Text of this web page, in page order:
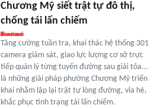
Chương Mỹ siết trật tự đô thị,
chống tái lấn chiếm
Tăng cường tuần tra, khai thác hệ thống 301
camera giám sát, giao lực lượng cơ sở trực
tiếp quản lý từng tuyến đường sau giải tỏa...
là những giải pháp phường Chương Mỹ triển
khai nhằm lập lại trật tự lòng đường, vỉa hè,
khắc phục tình trạng tái lấn chiếm.